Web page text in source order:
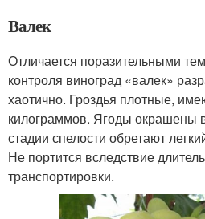
Валек
Отличается поразительными
контроля виноград «валек»
хаотично. Гроздья плотные,
килограммов. Ягоды окрашены
стадии спелости обретают
Не портится вследствие
транспортировки.